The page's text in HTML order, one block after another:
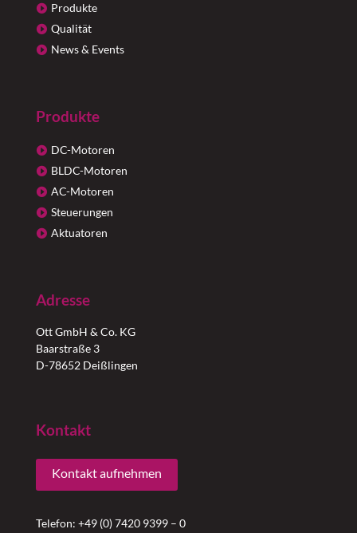
Produkte
Qualität
News & Events
Produkte
DC-Motoren
BLDC-Motoren
AC-Motoren
Steuerungen
Aktuatoren
Adresse
Ott GmbH & Co. KG
Baarstraße 3
D-78652 Deißlingen
Kontakt
Kontakt aufnehmen
Telefon: +49 (0) 7420 9399 – 0